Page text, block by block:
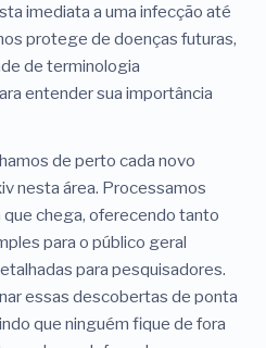
imediata a uma infecção até
protege de doenças futuras,
de terminologia
entender sua importância
de perto cada novo
nesta área. Processamos
chega, oferecendo tanto
para o público geral
para pesquisadores.
essas descobertas de ponta
que ninguém fique de fora